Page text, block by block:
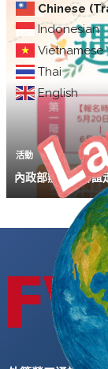
Chinese
Indonesian
Vietnamese
Thai
English
活動
內政部辦單身聯誼